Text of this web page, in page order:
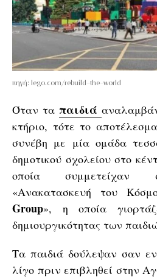
πηγή: lego.com/rebuild-the-world
Όταν τα παιδιά
κτήριο, τότε το
συνέβη με μία ομάδα
δημοτικού σχολείου στο
οποία συμμετείχαν
«Ανακατασκευή του
Group», η οποία
δημιουργικότητας των
Τα παιδιά δούλεψαν σαν
λίγο πριν επιβληθεί στην